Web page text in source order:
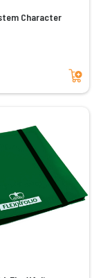
Character
Ajouter au panier